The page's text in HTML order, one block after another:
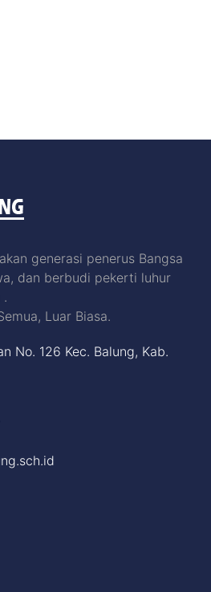
generasi penerus Bangsa
dan berbudi pekerti luhur
.
Luar Biasa.
No. 126 Kec. Balung, Kab.